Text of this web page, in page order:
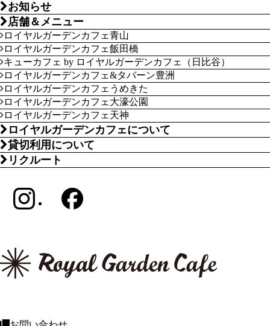
お知らせ
店舗＆メニュー
ロイヤルガーデンカフェ青山
ロイヤルガーデンカフェ飯田橋
キューカフェ by ロイヤルガーデンカフェ（日比谷）
ロイヤルガーデンカフェ&タバーン豊洲
ロイヤルガーデンカフェうめきた
ロイヤルガーデンカフェ大濠公園
ロイヤルガーデンカフェ天神
ロイヤルガーデンカフェについて
貸切利用について
リクルート